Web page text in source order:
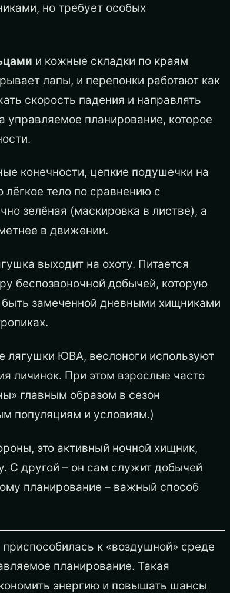
но требует особых
и кожные складки по краям
лапы, и перепонки работают как
скорость падения и направлять
управляемое планирование, которое
конечности, цепкие подушечки на
лёгкое тело по сравнению с
зелёная (маскировка в листве), а
в движении.
выходит на охоту. Питается
беспозвоночной добычей, которую
замеченной дневными хищниками
лягушки ЮВА, веслоноги используют
личинок. При этом взрослые часто
главным образом в сезон
популяциям и условиям.)
это активный ночной хищник,
С другой – он сам служит добычей
планирование – важный способ
к «воздушной» среде
планирование. Такая
энергию и повышать шансы